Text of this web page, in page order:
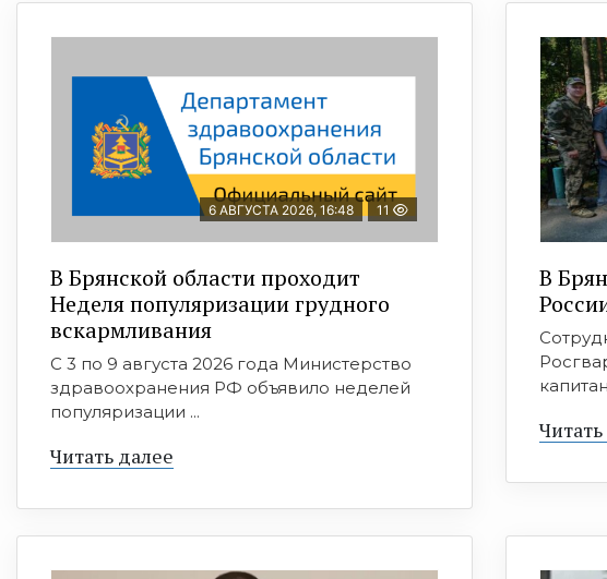
6 АВГУСТА 2026, 16:48 11
В Брянской области проходит
Неделя популяризации грудного
вскармливания
С 3 по 9 августа 2026 года Министерство
здравоохранения РФ объявило неделей
популяризации ...
Читать далее
В